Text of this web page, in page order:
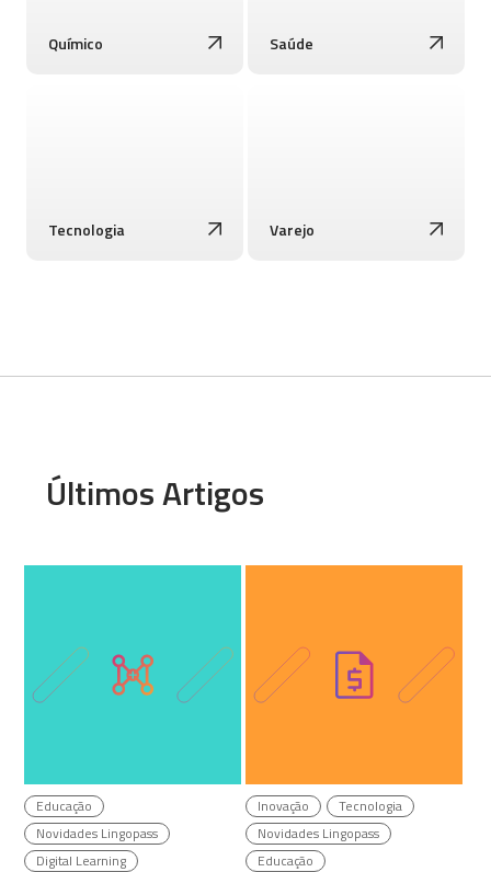
Químico Saúde
Tecnologia Varejo
Últimos Artigos
Educação
Novidades Lingopass
Digital Learning
Inovação
Tecnologia
Novidades Lingopass
Educação